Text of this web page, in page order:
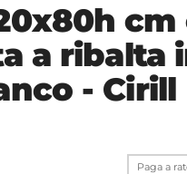
cm
a ribalta
- Cirill
Paga a